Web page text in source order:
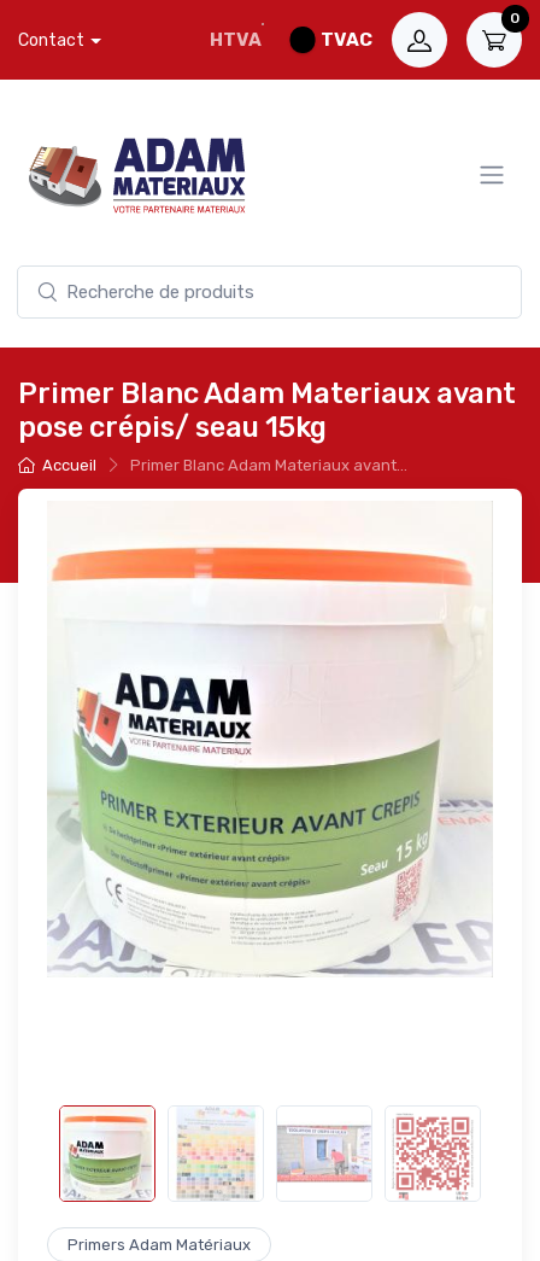
Contact HTVA TVAC
0
Primer Blanc Adam Materiaux avant
pose crépis/ seau 15kg
Accueil Primer Blanc Adam Materiaux avant...
Primers Adam Matériaux